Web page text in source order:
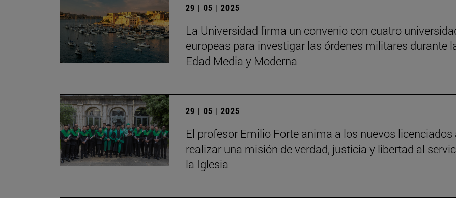
29 | 05 | 2025
La Universidad firma un convenio con cuatro
europeas para investigar las órdenes militares durante
Edad Media y Moderna
29 | 05 | 2025
El profesor Emilio Forte anima a los nuevos licenciados
realizar una misión de verdad, justicia y libertad al
la Iglesia